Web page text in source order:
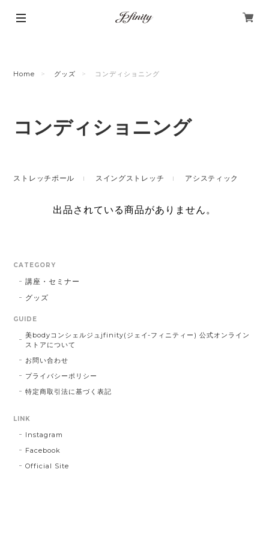
Home グッズ コンディショニング
コンディショニング
ストレッチポール スイングストレッチ アシスティック
出品されている商品がありません。
CATEGORY
講座・セミナー
グッズ
GUIDE
美bodyコンシェルジュjfinity(ジェイ-フィニティー) 公式オンライン
ストアについて
お問い合わせ
プライバシーポリシー
特定商取引法に基づく表記
LINK
Instagram
Facebook
Official Site